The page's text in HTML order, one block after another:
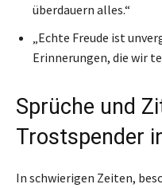
überdauern alles.“
„Echte Freude ist
Erinnerungen, die wir
Sprüche und
Trostspender
In schwierigen Zeiten,